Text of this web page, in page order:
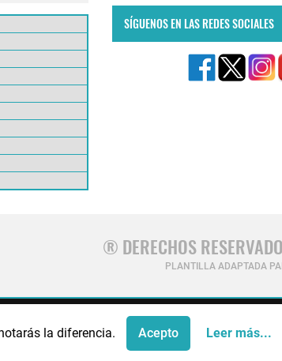
la diferencia. Acepto Leer más...
SÍGUENOS EN LAS REDES SOCIALES
® DERECHOS
PLANTILLA ADAPTADA
PUBLICIDAD CONTÁCTANOS